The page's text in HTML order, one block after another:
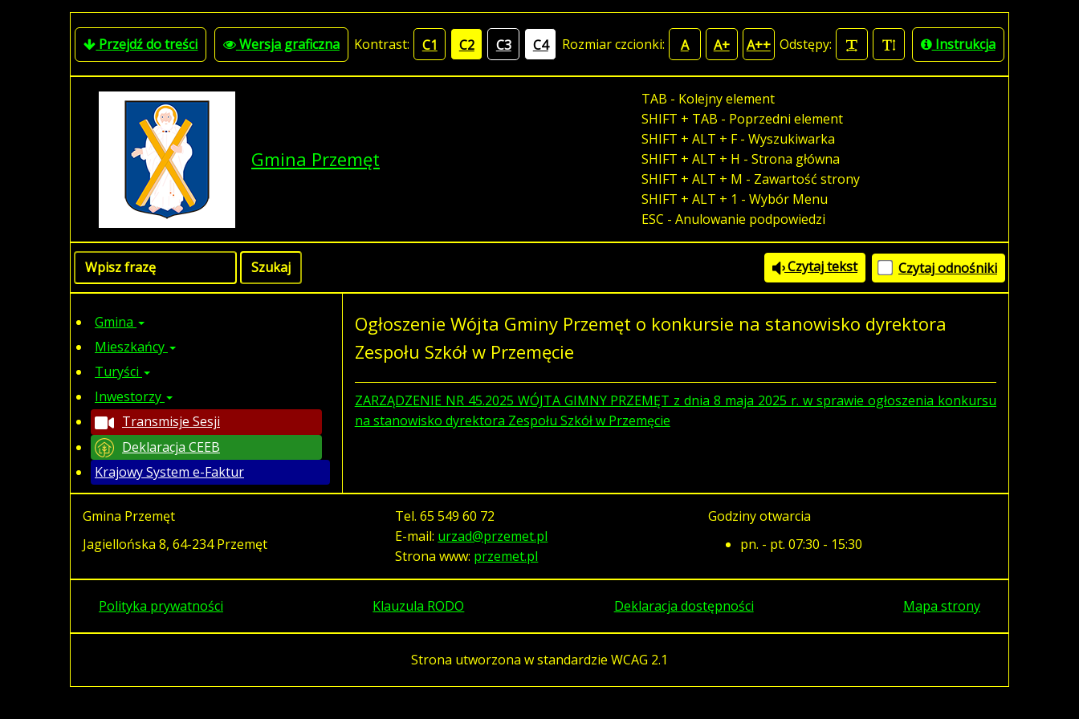
Przejdź do treści Wersja graficzna Kontrast: C1 C2 C3 C4 Rozmiar czcionki: A A+ A++ Odstępy: Instrukcja
Gmina Przemęt
TAB - Kolejny element
SHIFT + TAB - Poprzedni element
SHIFT + ALT + F - Wyszukiwarka
SHIFT + ALT + H - Strona główna
SHIFT + ALT + M - Zawartość strony
SHIFT + ALT + 1 - Wybór Menu
ESC - Anulowanie podpowiedzi
Czytaj tekst Czytaj odnośniki
Gmina
Mieszkańcy
Turyści
Inwestorzy
Transmisje Sesji
Deklaracja CEEB
Krajowy System e-Faktur
Ogłoszenie Wójta Gminy Przemęt o konkursie na stanowisko dyrektora
Zespołu Szkół w Przemęcie
ZARZĄDZENIE NR 45.2025 WÓJTA GIMNY PRZEMĘT z dnia 8 maja 2025 r. w sprawie ogłoszenia konkursu
na stanowisko dyrektora Zespołu Szkół w Przemęcie
Gmina Przemęt
Jagiellońska 8, 64-234 Przemęt
Tel.65 549 60 72
E-mail: urzad@przemet.pl
Strona www: przemet.pl
Godziny otwarcia
pn. - pt. 07:30 - 15:30
Polityka prywatności Klauzula RODO Deklaracja dostępności Mapa strony
Strona utworzona w standardzie WCAG 2.1